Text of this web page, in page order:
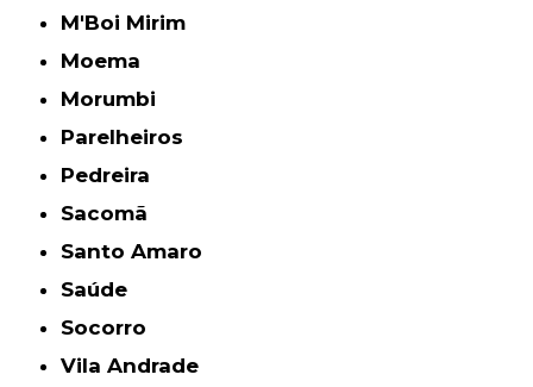
M'Boi Mirim
Moema
Morumbi
Parelheiros
Pedreira
Sacomã
Santo Amaro
Saúde
Socorro
Vila Andrade